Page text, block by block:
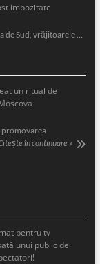
impozitate
de Sud, vrăjitoarele …
un ritual de
în continuare »
pentru tv
unui public de